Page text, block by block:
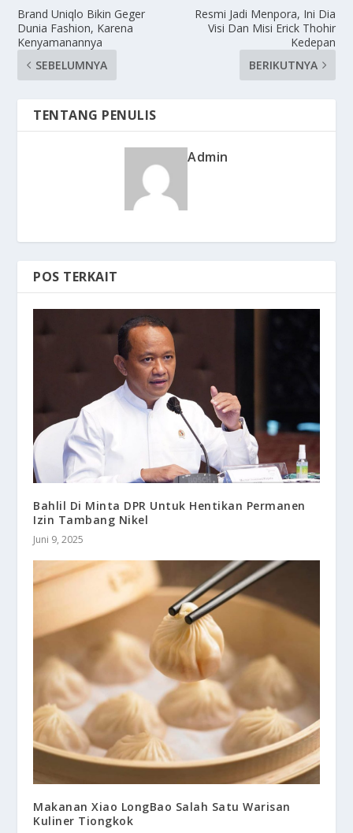
Brand Uniqlo Bikin Geger
Dunia Fashion, Karena
Kenyamanannya
SEBELUMNYA
Resmi Jadi Menpora, Ini Dia
Visi Dan Misi Erick Thohir
Kedepan
BERIKUTNYA
TENTANG PENULIS
Admin
POS TERKAIT
Bahlil Di Minta DPR Untuk Hentikan Permanen
Izin Tambang Nikel
Juni 9, 2025
Makanan Xiao LongBao Salah Satu Warisan
Kuliner Tiongkok